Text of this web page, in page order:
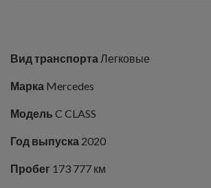
Вид транспорта Легковые
Марка Mercedes
Модель C CLASS
Год выпуска 2020
Пробег 173 777 км